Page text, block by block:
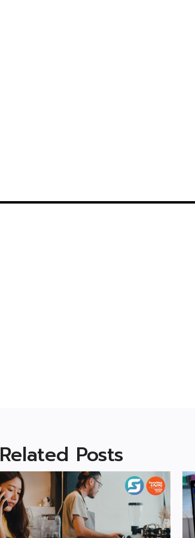
Related Posts